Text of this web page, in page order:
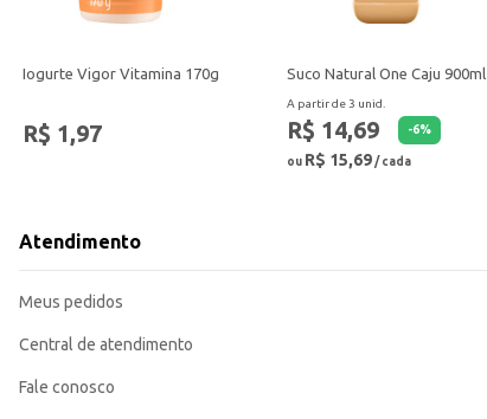
Iogurte Vigor Vitamina 170g
R$ 1,97
Suco Natural One Caju 900ml
A partir de 3 unid.
R$ 14,69 -6%
ou R$ 15,69/ cada
Atendimento
Meus pedidos
Central de atendimento
Fale conosco